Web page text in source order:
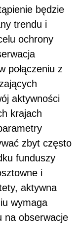
będzie
trendu i
ochrony
połączeniu z
aktywności
krajach
zbyt często
funduszy
i
aktywna
wymaga
na obserwacje